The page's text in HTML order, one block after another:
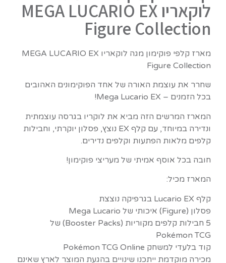
לוקאריו MEGA LUCARIO EX
Figure Collection
מארז קלפי פוקימון מגה לוקאריו MEGA LUCARIO EX
Figure Collection
שחרר את עוצמת האורה של אחד הפוקימונים האהובים
בכל הזמנים – Mega Lucario EX!
המארז המרשים הזה מביא את לוקריו בגרסה עוצמתית
ונדירה במיוחד, עם קלף EX נוצץ, פסלון יוקרתי, וחבילות
קלפים מלאות הפתעות וקלפים נדירים.
חובה בכל אוסף אמיתי של מעריצי פוקימון!
המארז מכיל:
קלף Lucario EX בגרפיקה נוצצת
פסלון (Figure) איכותי של Mega Lucario
5 חבילות קלפים מקוריות (Booster Packs) של
Pokémon TCG
קוד בלעדי למשחק Pokémon TCG Online
מכירה מוקדמת ייתכנו שינויים בהגעת המוצר לארץ שאינם